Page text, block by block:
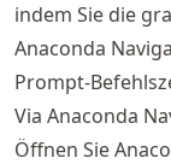
indem Sie die
Anaconda
Prompt-
Via Anaconda
Öffnen Sie